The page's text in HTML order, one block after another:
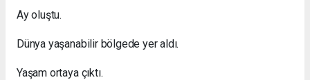
Ay oluştu.
Dünya yaşanabilir bölgede yer aldı.
Yaşam ortaya çıktı.